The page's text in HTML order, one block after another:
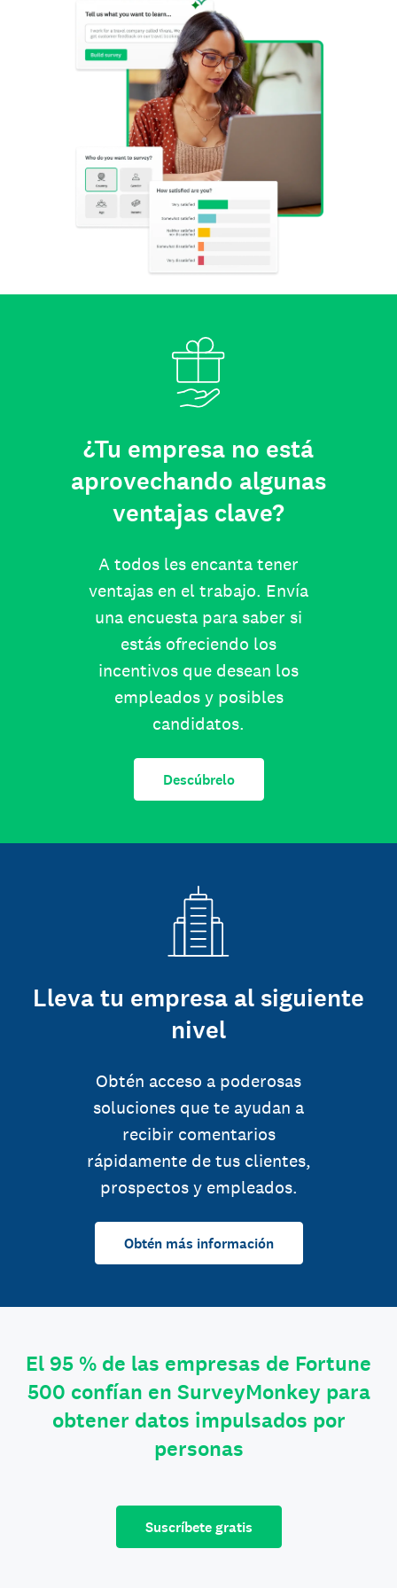
¿Tu empresa no está
aprovechando algunas
ventajas clave?
A todos les encanta tener
ventajas en el trabajo. Envía
una encuesta para saber si
estás ofreciendo los
incentivos que desean los
empleados y posibles
candidatos.
Descúbrelo
Lleva tu empresa al siguiente
nivel
Obtén acceso a poderosas
soluciones que te ayudan a
recibir comentarios
rápidamente de tus clientes,
prospectos y empleados.
Obtén más información
El 95 % de las empresas de Fortune
500 confían en SurveyMonkey para
obtener datos impulsados por
personas
Suscríbete gratis